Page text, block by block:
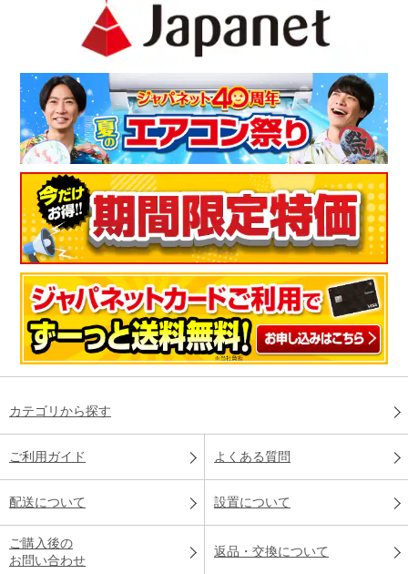
カテゴリから探す
ご利用ガイド よくある質問
配送について 設置について
ご購入後の
お問い合わせ
返品・交換について